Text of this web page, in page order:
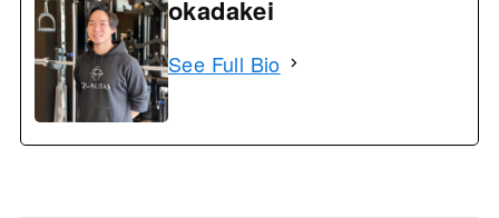
okadakei
See Full Bio